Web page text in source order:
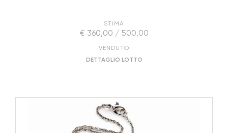
STIMA
€ 360,00 / 500,00
VENDUTO
DETTAGLIO LOTTO